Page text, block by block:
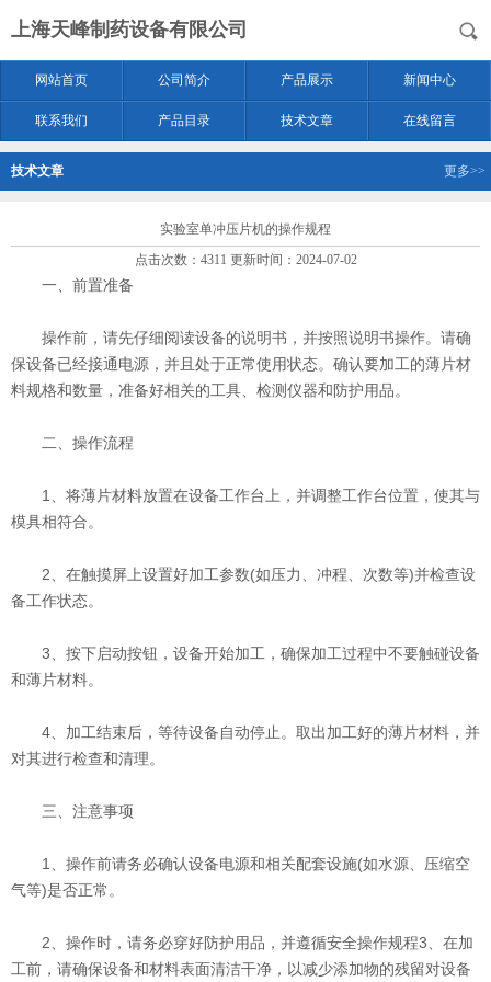
上海天峰制药设备有限公司
网站首页 公司简介 产品展示 新闻中心
联系我们 产品目录 技术文章 在线留言
技术文章 更多>>
实验室单冲压片机的操作规程
点击次数：4311 更新时间：2024-07-02
一、前置准备
操作前，请先仔细阅读设备的说明书，并按照说明书操作。请确
保设备已经接通电源，并且处于正常使用状态。确认要加工的薄片材
料规格和数量，准备好相关的工具、检测仪器和防护用品。
二、操作流程
1、将薄片材料放置在设备工作台上，并调整工作台位置，使其与
模具相符合。
2、在触摸屏上设置好加工参数(如压力、冲程、次数等)并检查设
备工作状态。
3、按下启动按钮，设备开始加工，确保加工过程中不要触碰设备
和薄片材料。
4、加工结束后，等待设备自动停止。取出加工好的薄片材料，并
对其进行检查和清理。
三、注意事项
1、操作前请务必确认设备电源和相关配套设施(如水源、压缩空
气等)是否正常。
2、操作时，请务必穿好防护用品，并遵循安全操作规程3、在加
工前，请确保设备和材料表面清洁干净，以减少添加物的残留对设备